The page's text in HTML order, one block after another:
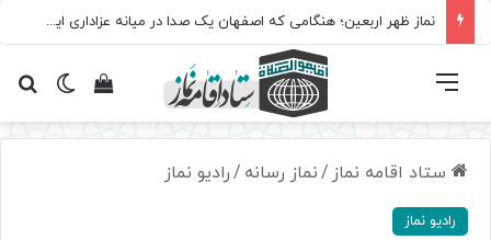
نماز ظهر اربعین؛ هنگامی که اصفهان یک صدا در میانه عزاداری ایستاد
تغییرمشاهده فهرست
ستاد اقامه نماز /نماز رسانه /رادیو نماز
رادیو نماز